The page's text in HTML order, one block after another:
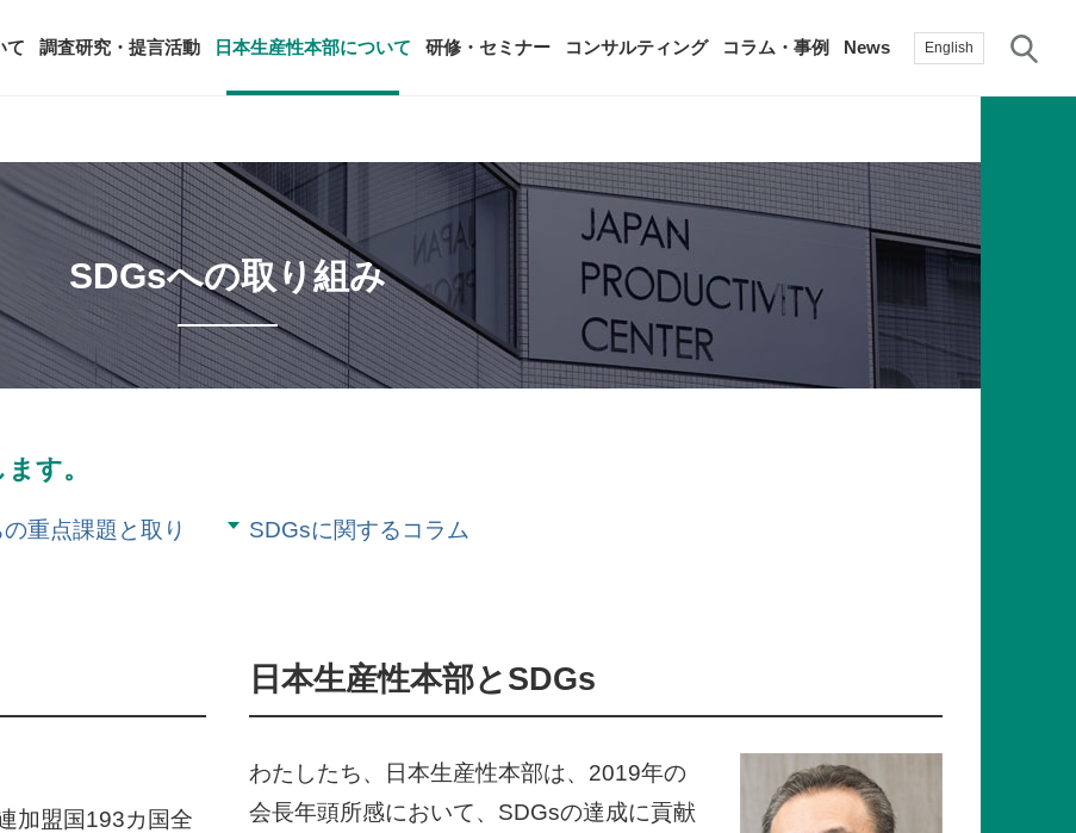
English
て
調査研究・提言活動 日本生産性本部について 研修・セミナー コンサルティング コラム・事例 News
ジ 年頭会長所感
生産性シンポジウム
国際連携・国際交流活動
活動組織
過去の活動実績
生産性新聞
綱領・宣言集
生産性白書
・提言活動
研究
ルヘルスに関する調査
顧客満足度調査（JCSI）
レジャー白書
雇用・賃金に関する調査研究・提言
自治体に関する調査研究・提言
その他の調査研究・提言
・財務に関する資料
SDGsへの取り組み
日本生産性本部とは
アクセス
全国の生産性機関
賛助会員
採用情報
書籍
手帳
ミナー
ミナー
アーカイブ研修・セミナー
オーダーメイド研修（企業内研修）
参加者の声
主な研修会場地図
ィング
ント養成事業
コンサルタント紹介
経営コンサルタント候補について
SDGsへの取り組み
す。
重点課題と取り
SDGsに関するコラム
加盟国193カ国全
日本生産性本部とSDGs
わたしたち、日本生産性本部は、2019年の
会長年頭所感において、SDGsの達成に貢献